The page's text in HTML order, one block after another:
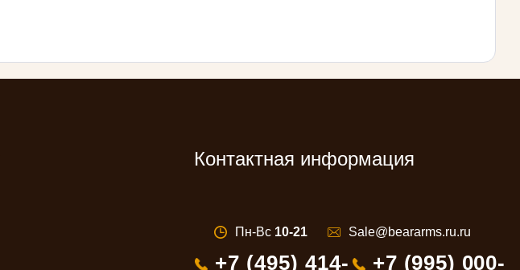
Контактная информация
Пн-Вс 10-21 Sale@beararms.ru.ru
+7 (495) 414- +7 (995) 000-